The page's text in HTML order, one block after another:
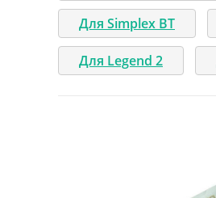
Для Simplex BT
Для Legend 2